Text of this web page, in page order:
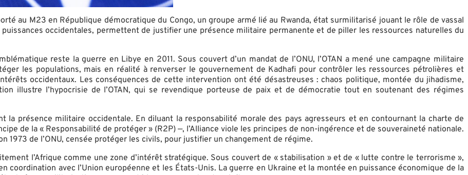
au M23 en République démocratique du Congo, un groupe armé lié au Rwanda, état surmilitarisé jouant le rôle de vassal
occidentales, permettent de justifier une présence militaire permanente et de piller les ressources naturelles du
reste la guerre en Libye en 2011. Sous couvert d’un mandat de l’ONU, l’OTAN a mené une campagne militaire
les populations, mais en réalité à renverser le gouvernement de Kadhafi pour contrôler les ressources pétrolières et
occidentaux. Les conséquences de cette intervention ont été désastreuses : chaos politique, montée du jihadisme,
illustre l’hypocrisie de l’OTAN, qui se revendique porteuse de paix et de démocratie tout en soutenant des régimes
la présence militaire occidentale. En diluant la responsabilité morale des pays agresseurs et en contournant la charte de
de la « Responsabilité de protéger » (R2P) —, l’Alliance viole les principes de non-ingérence et de souveraineté nationale.
1973 de l’ONU, censée protéger les civils, pour justifier un changement de régime.
l’Afrique comme une zone d’intérêt stratégique. Sous couvert de « stabilisation » et de « lutte contre le terrorisme »,
coordination avec l’Union européenne et les États-Unis. La guerre en Ukraine et la montée en puissance économique de la